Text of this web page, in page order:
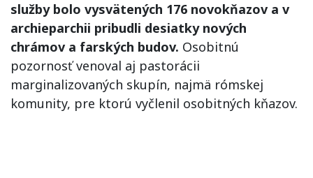
služby bolo vysvätených 176 novokňazov a v
archieparchii pribudli desiatky nových
chrámov a farských budov. Osobitnú
pozornosť venoval aj pastorácii
marginalizovaných skupín, najmä rómskej
komunity, pre ktorú vyčlenil osobitných kňazov.